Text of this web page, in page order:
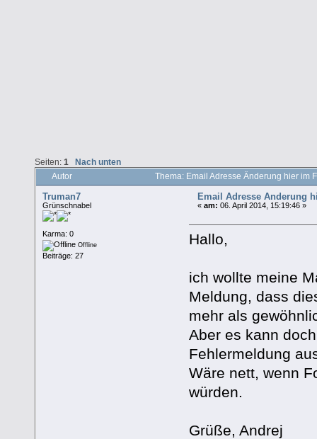
Seiten: 1 Nach unten
Autor Thema: Email Adresse Änderung hier im
Truman7
Grünschnabel
Karma: 0
Offline
Beiträge: 27
Email Adresse Änderung
«am: 06. April 2014, 15:19:46 »
Hallo,
ich wollte meine
Meldung, dass
mehr als
Aber es kann
Fehlermeldung
Wäre nett, wenn
würden.
Grüße, Andrej